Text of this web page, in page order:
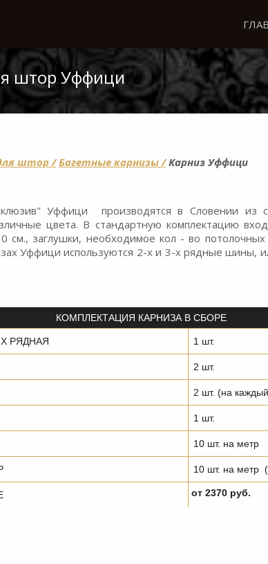
штор Уффици
штор /Багетные карнизы /Карниз Уффици
Уффици производятся в Словении из
цвета. В стандартную комплектацию
заглушки, необходимое кол - во потолочных
Уффици используются 2-х и 3-х рядные шины,
КОМПЛЕКТАЦИЯ КАРНИЗА В СБОРЕ
РЯДНАЯ 1 шт.
2 шт.
2 шт. (на
1 шт.
10 шт. на метр
10 шт. на метр
от 2370 руб.